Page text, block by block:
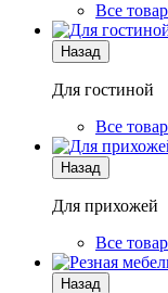
Все
Назад
Для гостиной
Все
Назад
Для прихожей
Все
Назад